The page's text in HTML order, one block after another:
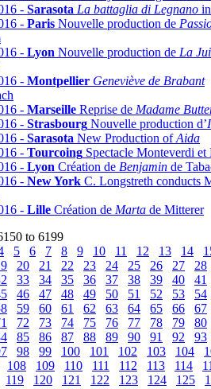
- Sarasota La battaglia di Legnano
- Paris Nouvelle production de
- Lyon Nouvelle production de La
- Montpellier Geneviève de Brabant
- Marseille Reprise de Madame
- Strasbourg Nouvelle production d’
- Sarasota New Production ofAida
- Tourcoing Spectacle Monteverdi et
- Lyon Création de Benjamin de
- New York C. Longstreth conducts
- Lille Création de Marta de Mitterer
to 6199
5 6 7 8 9 10 11 12 13 14
20 21 22 23 24 25 26 27
28
33 34 35 36 37 38 39 40
41
46 47 48 49 50 51 52 53
54
59 60 61 62 63 64 65 66
67
72 73 74 75 76 77 78 79
80
85 86 87 88 89 90 91 92
93
98 99 100 101 102 103 104
108 109 110 111 112 113 114
119 120 121 122 123 124 125